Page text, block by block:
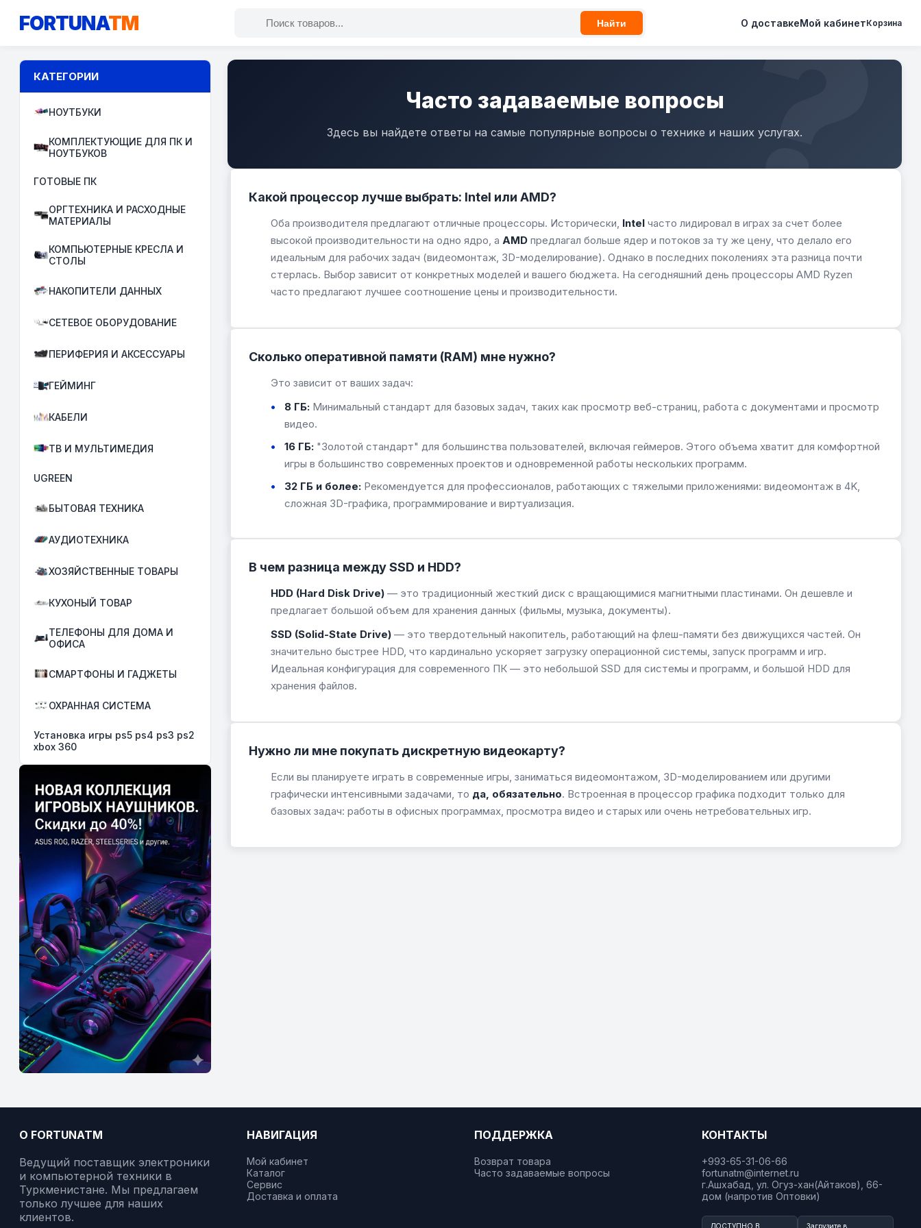
FORTUNATM Найти О доставкеМой кабинетКорзина
КАТЕГОРИИ
НОУТБУКИ
КОМПЛЕКТУЮЩИЕ ДЛЯ ПК И
НОУТБУКОВ
ГОТОВЫЕ ПК
ОРГТЕХНИКА И РАСХОДНЫЕ
МАТЕРИАЛЫ
КОМПЬЮТЕРНЫЕ КРЕСЛА И
СТОЛЫ
НАКОПИТЕЛИ ДАННЫХ
СЕТЕВОЕ ОБОРУДОВАНИЕ
ПЕРИФЕРИЯ И АКСЕССУАРЫ
ГЕЙМИНГ
КАБЕЛИ
ТВ И МУЛЬТИМЕДИЯ
UGREEN
БЫТОВАЯ ТЕХНИКА
АУДИОТЕХНИКА
ХОЗЯЙСТВЕННЫЕ ТОВАРЫ
КУХОНЫЙ ТОВАР
ТЕЛЕФОНЫ ДЛЯ ДОМА И
ОФИСА
СМАРТФОНЫ И ГАДЖЕТЫ
ОХРАННАЯ СИСТЕМА
Установка игры ps5 ps4 ps3 ps2
xbox 360
Часто задаваемые вопросы
Здесь вы найдете ответы на самые популярные вопросы о технике и наших услугах.
Какой процессор лучше выбрать: Intel или AMD?
Оба производителя предлагают отличные процессоры. Исторически, Intel часто лидировал в играх за счет более
высокой производительности на одно ядро, а AMD предлагал больше ядер и потоков за ту же цену, что делало его
идеальным для рабочих задач (видеомонтаж, 3D-моделирование). Однако в последних поколениях эта разница почти
стерлась. Выбор зависит от конкретных моделей и вашего бюджета. На сегодняшний день процессоры AMD Ryzen
часто предлагают лучшее соотношение цены и производительности.
Сколько оперативной памяти (RAM) мне нужно?
Это зависит от ваших задач:
8 ГБ: Минимальный стандарт для базовых задач, таких как просмотр веб-страниц, работа с документами и просмотр
видео.
16 ГБ: "Золотой стандарт" для большинства пользователей, включая геймеров. Этого объема хватит для комфортной
игры в большинство современных проектов и одновременной работы нескольких программ.
32 ГБ и более: Рекомендуется для профессионалов, работающих с тяжелыми приложениями: видеомонтаж в 4K,
сложная 3D-графика, программирование и виртуализация.
В чем разница между SSD и HDD?
HDD (Hard Disk Drive) — это традиционный жесткий диск с вращающимися магнитными пластинами. Он дешевле и
предлагает большой объем для хранения данных (фильмы, музыка, документы).
SSD (Solid-State Drive) — это твердотельный накопитель, работающий на флеш-памяти без движущихся частей. Он
значительно быстрее HDD, что кардинально ускоряет загрузку операционной системы, запуск программ и игр.
Идеальная конфигурация для современного ПК — это небольшой SSD для системы и программ, и большой HDD для
хранения файлов.
Нужно ли мне покупать дискретную видеокарту?
Если вы планируете играть в современные игры, заниматься видеомонтажом, 3D-моделированием или другими
графически интенсивными задачами, то да, обязательно. Встроенная в процессор графика подходит только для
базовых задач: работы в офисных программах, просмотра видео и старых или очень нетребовательных игр.
О FORTUNATM
Ведущий поставщик электроники
и компьютерной техники в
Туркменистане. Мы предлагаем
только лучшее для наших
клиентов.
НАВИГАЦИЯ
Мой кабинет
Каталог
Сервис
Доставка и оплата
ПОДДЕРЖКА
Возврат товара
Часто задаваемые вопросы
КОНТАКТЫ
+993-65-31-06-66
fortunatm@internet.ru
г.Ашхабад, ул. Огуз-хан(Айтаков), 66-
дом (напротив Оптовки)
ДОСТУПНО В Загрузите в